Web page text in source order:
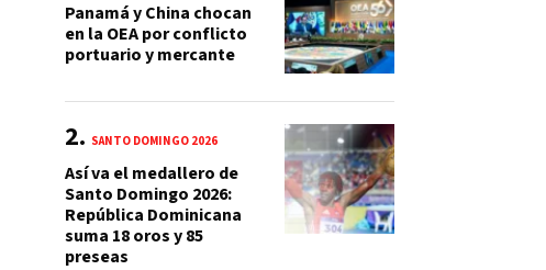
Panamá y China chocan
en la OEA por conflicto
portuario y mercante
SANTO DOMINGO 2026
Así va el medallero de
Santo Domingo 2026:
República Dominicana
suma 18 oros y 85
preseas